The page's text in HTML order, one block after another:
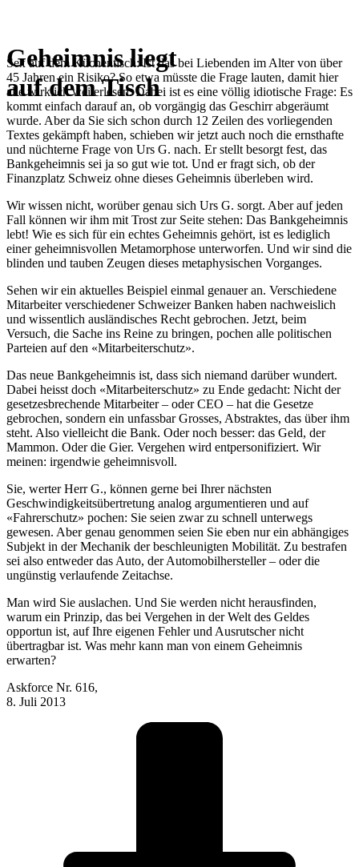
Geheimnis liegt
auf dem Tisch
Sex auf dem Küchentisch: Ist das bei Liebenden im Alter von über
45 Jahren ein Risiko? So etwa müsste die Frage lauten, damit hier
alle wirklich weiterlesen. Dabei ist es eine völlig idiotische Frage: Es
kommt einfach darauf an, ob vorgängig das Geschirr abgeräumt
wurde. Aber da Sie sich schon durch 12 Zeilen des vorliegenden
Textes gekämpft haben, schieben wir jetzt auch noch die ernsthafte
und nüchterne Frage von Urs G. nach. Er stellt besorgt fest, das
Bankgeheimnis sei ja so gut wie tot. Und er fragt sich, ob der
Finanzplatz Schweiz ohne dieses Geheimnis überleben wird.
Wir wissen nicht, worüber genau sich Urs G. sorgt. Aber auf jeden
Fall können wir ihm mit Trost zur Seite stehen: Das Bankgeheimnis
lebt! Wie es sich für ein echtes Geheimnis gehört, ist es lediglich
einer geheimnisvollen Metamorphose unterworfen. Und wir sind die
blinden und tauben Zeugen dieses metaphysischen Vorganges.
Sehen wir ein aktuelles Beispiel einmal genauer an. Verschiedene
Mitarbeiter verschiedener Schweizer Banken haben nachweislich
und wissentlich ausländisches Recht gebrochen. Jetzt, beim
Versuch, die Sache ins Reine zu bringen, pochen alle politischen
Parteien auf den «Mitarbeiterschutz».
Das neue Bankgeheimnis ist, dass sich niemand darüber wundert.
Dabei heisst doch «Mitarbeiterschutz» zu Ende gedacht: Nicht der
gesetzesbrechende Mitarbeiter – oder CEO – hat die Gesetze
gebrochen, sondern ein unfassbar Grosses, Abstraktes, das über ihm
steht. Also vielleicht die Bank. Oder noch besser: das Geld, der
Mammon. Oder die Gier. Vergehen wird entpersonifiziert. Wir
meinen: irgendwie geheimnisvoll.
Sie, werter Herr G., können gerne bei Ihrer nächsten
Geschwindigkeitsübertretung analog argumentieren und auf
«Fahrerschutz» pochen: Sie seien zwar zu schnell unterwegs
gewesen. Aber genau genommen seien Sie eben nur ein abhängiges
Subjekt in der Mechanik der beschleunigten Mobilität. Zu bestrafen
sei also entweder das Auto, der Automobilhersteller – oder die
ungünstig verlaufende Zeitachse.
Man wird Sie auslachen. Und Sie werden nicht herausfinden,
warum ein Prinzip, das bei Vergehen in der Welt des Geldes
opportun ist, auf Ihre eigenen Fehler und Ausrutscher nicht
übertragbar ist. Was mehr kann man von einem Geheimnis
erwarten?
Askforce Nr. 616,
8. Juli 2013